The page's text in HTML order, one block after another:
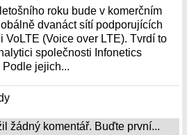
roku bude v komerčním
dvanáct sítí podporujících
VoLTE (Voice over LTE). Tvrdí to
společnosti Infonetics
Podle jejich...
žádný komentář. Buďte první...